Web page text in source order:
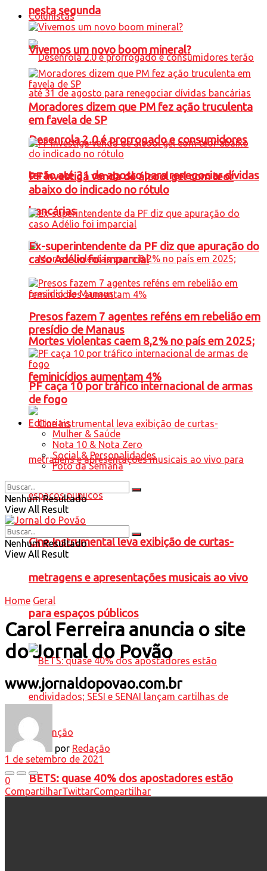
nesta segunda
Desenrola 2.0 é prorrogado e consumidores
terão até 31 de agosto para renegociar dívidas
bancárias
Mortes violentas caem 8,2% no país em 2025;
feminicídios aumentam 4%
Cine Instrumental leva exibição de curtas-
metragens e apresentações musicais ao vivo
para espaços públicos
BETS: quase 40% dos apostadores estão
Colunistas
Vivemos um novo boom mineral?
Moradores dizem que PM fez ação truculenta
em favela de SP
PF investiga venda de álcool gel com teor
abaixo do indicado no rótulo
Ex-superintendente da PF diz que apuração do
caso Adélio foi imparcial
Presos fazem 7 agentes reféns em rebelião em
presídio de Manaus
PF caça 10 por tráfico internacional de armas
de fogo
Editoriais
Mulher & Saúde
Nota 10 & Nota Zero
Social & Personalidades
Foto da Semana
Nenhum Resultado
View All Result
Nenhum Resultado
View All Result
Home Geral
Carol Ferreira anuncia o site
do Jornal do Povão
www.jornaldopovao.com.br
por Redação
1 de setembro de 2021
0
CompartilharTwittarCompartilhar